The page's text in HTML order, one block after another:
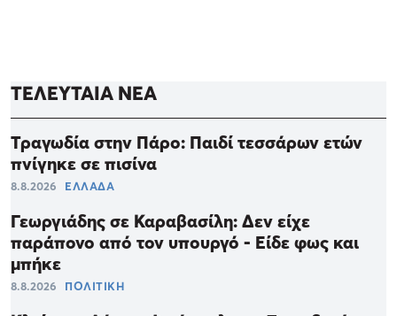
ΤΕΛΕΥΤΑΙΑ ΝΕΑ
Τραγωδία στην Πάρο: Παιδί τεσσάρων ετών
πνίγηκε σε πισίνα
8.8.2026 ΕΛΛΑΔΑ
Γεωργιάδης σε Καραβασίλη: Δεν είχε
παράπονο από τον υπουργό - Είδε φως και
μπήκε
8.8.2026 ΠΟΛΙΤΙΚΗ